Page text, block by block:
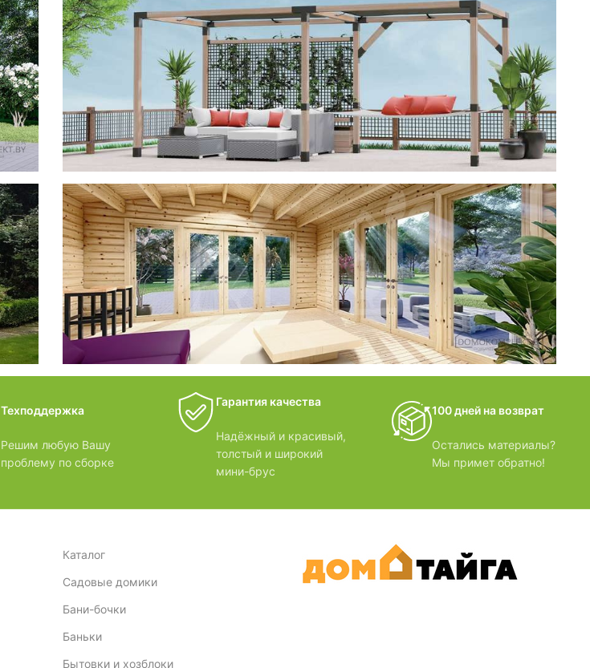
фотогалерея
Беседки CUBE
дачные домики
ВИДЕООБЗОРЫ
Техподдержка
Решим любую Вашу
проблему по сборке
Гарантия качества
Надёжный и красивый,
толстый и широкий
мини-брус
100 дней на возврат
Остались материалы?
Мы примет обратно!
Каталог
Садовые домики
Бани-бочки
Баньки
Бытовки и хозблоки